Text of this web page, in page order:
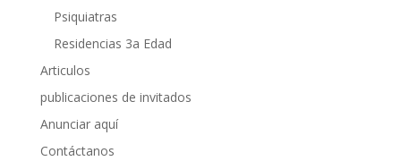
Psiquiatras
Residencias 3a Edad
Articulos
publicaciones de invitados
Anunciar aquí
Contáctanos